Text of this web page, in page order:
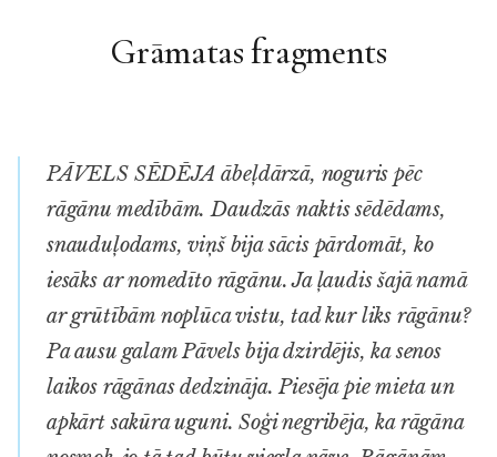
Grāmatas fragments
PĀVELS SĒDĒJA ābeļdārzā, noguris pēc
rāgānu medībām. Daudzās naktis sēdēdams,
snauduļodams, viņš bija sācis pārdomāt, ko
iesāks ar nomedīto rāgānu. Ja ļaudis šajā namā
ar grūtībām noplūca vistu, tad kur liks rāgānu?
Pa ausu galam Pāvels bija dzirdējis, ka senos
laikos rāgānas dedzināja. Piesēja pie mieta un
apkārt sakūra uguni. Soģi negribēja, ka rāgāna